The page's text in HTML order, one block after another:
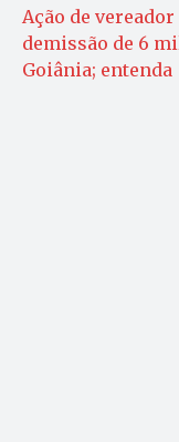
Ação de
demissão de 6
Goiânia; entenda